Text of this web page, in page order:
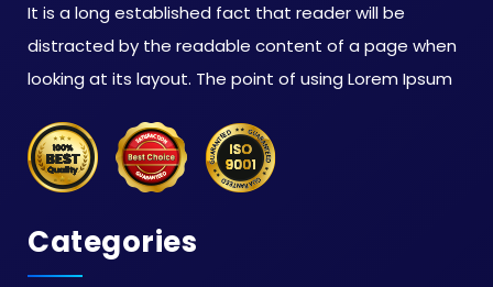
It is a long established fact that reader will be
distracted by the readable content of a page when
looking at its layout. The point of using Lorem Ipsum
Categories